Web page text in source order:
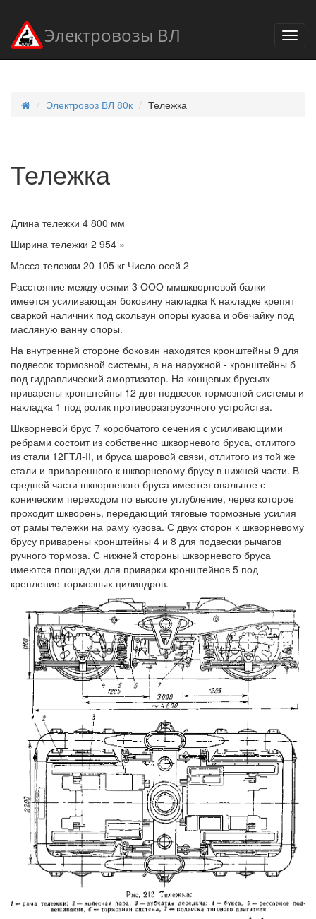
Электровозы ВЛ
Электровоз ВЛ 80к Тележка
Тележка
Длина тележки 4 800 мм
Ширина тележки 2 954 »
Масса тележки 20 105 кг Число осей 2
Расстояние между осями 3 ООО ммшкворневой балки
имеется усиливающая боковину накладка К накладке крепят
сваркой наличник под скользун опоры кузова и обечайку под
масляную ванну опоры.
На внутренней стороне боковин находятся кронштейны 9 для
подвесок тормозной системы, а на наружной - кронштейны б
под гидравлический амортизатор. На концевых брусьях
приварены кронштейны 12 для подвесок тормозной системы и
накладка 1 под ролик противоразгрузочного устройства.
Шкворневой брус 7 коробчатого сечения с усиливающими
ребрами состоит из собственно шкворневого бруса, отлитого
из стали 12ГТЛ-ІІ, и бруса шаровой связи, отлитого из той же
стали и приваренного к шкворневому брусу в нижней части. В
средней части шкворневого бруса имеется овальное с
коническим переходом по высоте углубление, через которое
проходит шкворень, передающий тяговые тормозные усилия
от рамы тележки на раму кузова. С двух сторон к шкворневому
брусу приварены кронштейны 4 и 8 для подвески рычагов
ручного тормоза. С нижней стороны шкворневого бруса
имеются площадки для приварки кронштейнов 5 под
крепление тормозных цилиндров.